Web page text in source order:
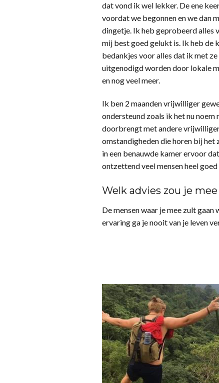
dat vond ik wel lekker. De ene
voordat we begonnen en we dan
dingetje. Ik heb geprobeerd alles
mij best goed gelukt is. Ik heb de
bedankjes voor alles dat ik met
uitgenodigd worden door lokale
en nog veel meer.
Ik ben 2 maanden vrijwilliger
ondersteund zoals ik het nu noem
doorbrengt met andere
omstandigheden die horen bij het
in een benauwde kamer ervoor
ontzettend veel mensen heel
Welk advies zou je
De mensen waar je mee zult
ervaring ga je nooit van je leven